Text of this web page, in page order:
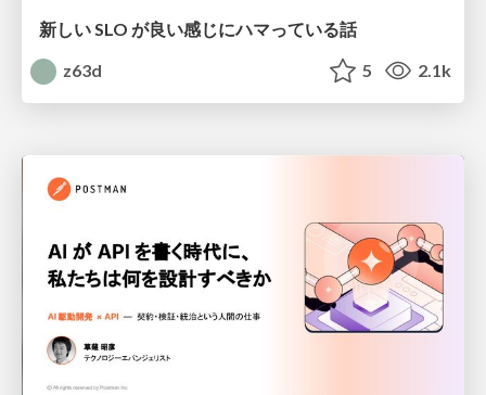
新しい SLO が良い感じにハマっている話
z63d
5 2.1k